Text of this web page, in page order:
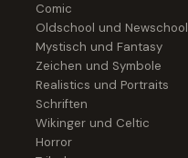
Comic
Oldschool und Newschool
Mystisch und Fantasy
Zeichen und Symbole
Realistics und Portraits
Schriften
Wikinger und Celtic
Horror